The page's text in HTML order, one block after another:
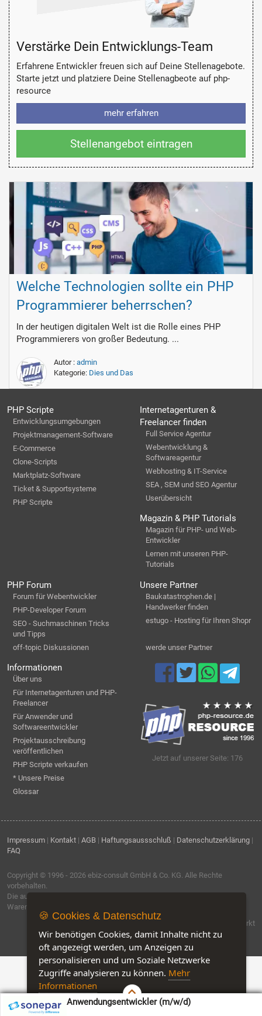
Verstärke Dein Entwicklungs-Team
Erfahrene Entwickler freuen sich auf Deine Stellenagebote.
Starte jetzt und platziere Deine Stellenagbeote auf php-
resource
mehr erfahren
Stellenangebot eintragen
Welche Technologien sollte ein PHP
Programmierer beherrschen?
In der heutigen digitalen Welt ist die Rolle eines PHP
Programmierers von großer Bedeutung. ...
Autor : admin
Kategorie: Dies und Das
Anwendungsentwickler (m/w/d)
PHP Scripte
Entwicklungsumgebungen
Projektmanagement-Software
E-Commerce
Clone-Scripts
Marktplatz-Software
Ticket & Supportsysteme
PHP Scripte
Internetagenturen &
Freelancer finden
Full Service Agentur
Webentwicklung &
Softwareagentur
Webhosting & IT-Service
SEA , SEM und SEO Agentur
Userübersicht
Magazin & PHP Tutorials
Magazin für PHP- und Web-
Entwickler
Lernen mit unseren PHP-
Tutorials
PHP Forum
Forum für Webentwickler
PHP-Developer Forum
SEO - Suchmaschinen Tricks
und Tipps
off-topic Diskussionen
Unsere Partner
Baukatastrophen.de |
Handwerker finden
estugo - Hosting für Ihren Shopr
werde unser Partner
Informationen
Über uns
Für Internetagenturen und PHP-
Freelancer
Für Anwender und
Softwareentwickler
Projektausschreibung
veröffentlichen
PHP Scripte verkaufen
* Unsere Preise
Glossar
Jetzt auf unserer Seite: 176
Impressum | Kontakt | AGB | Haftungsaussschluß | Datenschutzerklärung |
FAQ
Copyright © 1996 - 2026 ebiz-consult GmbH & Co. KG . Alle Rechte
vorbehalten.
Die auf dieser Seite verwendeten Produktbezeichnungen, Namen und
Warenzeichen sind Eigentum der jeweiligen Firmen.
Software by IQ-Markt
🍪 Cookies & Datenschutz
Wir benötigen Cookies, damit Inhalte nicht zu
oft angezeigt werden, um Anzeigen zu
personalisieren und um Soziale Netzwerke
Zugriffe analysieren zu können. Mehr
Informationen
Akzeptieren Customise Cookies